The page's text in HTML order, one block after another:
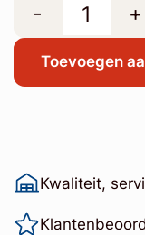
- +
Toevoegen
Kwaliteit,